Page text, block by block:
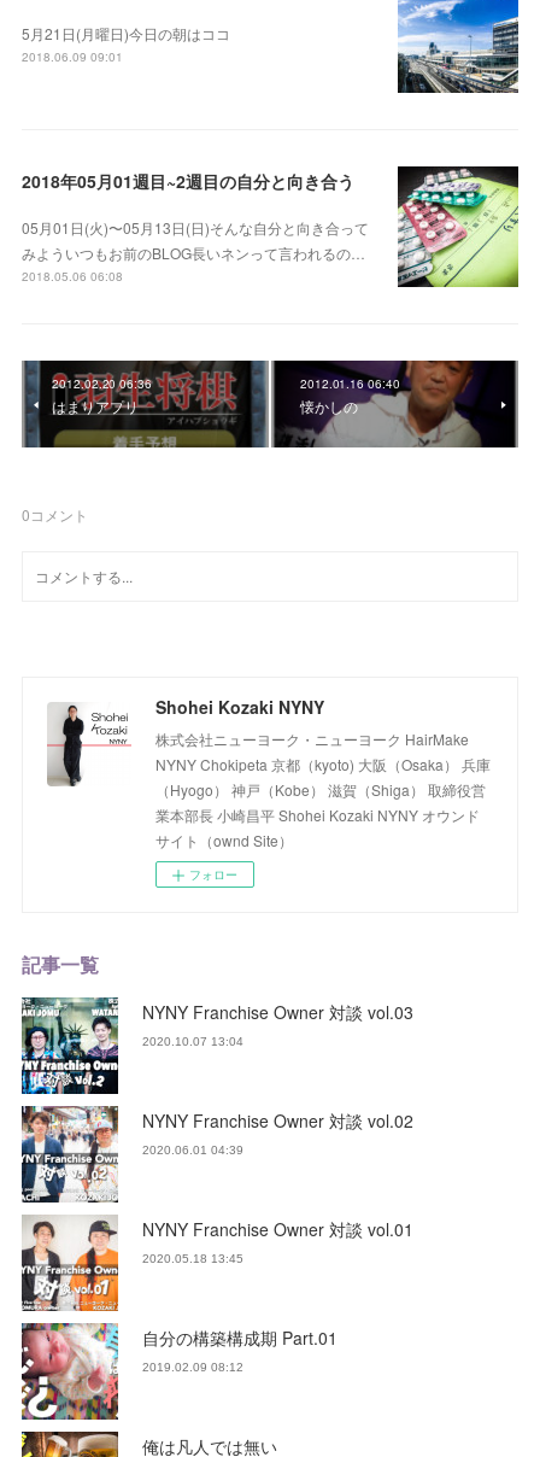
5月21日(月曜日)今日の朝はココ
2018.06.09 09:01
2018年05月01週目~2週目の自分と向き合う
05月01日(火)〜05月13日(日)そんな自分と向き合って
みよういつもお前のBLOG長いネンって言われるの…
2018.05.06 06:08
2012.02.20 06:36
はまりアプリ
2012.01.16 06:40
懐かしの
0コメント
Shohei Kozaki NYNY
株式会社ニューヨーク・ニューヨーク HairMake
NYNY Chokipeta 京都（kyoto) 大阪（Osaka） 兵庫
（Hyogo） 神戸（Kobe） 滋賀（Shiga） 取締役営
業本部長 小崎昌平 Shohei Kozaki NYNY オウンド
サイト（ownd Site）
フォロー
記事一覧
NYNY Franchise Owner 対談 vol.03
2020.10.07 13:04
NYNY Franchise Owner 対談 vol.02
2020.06.01 04:39
NYNY Franchise Owner 対談 vol.01
2020.05.18 13:45
自分の構築構成期 Part.01
2019.02.09 08:12
俺は凡人では無い